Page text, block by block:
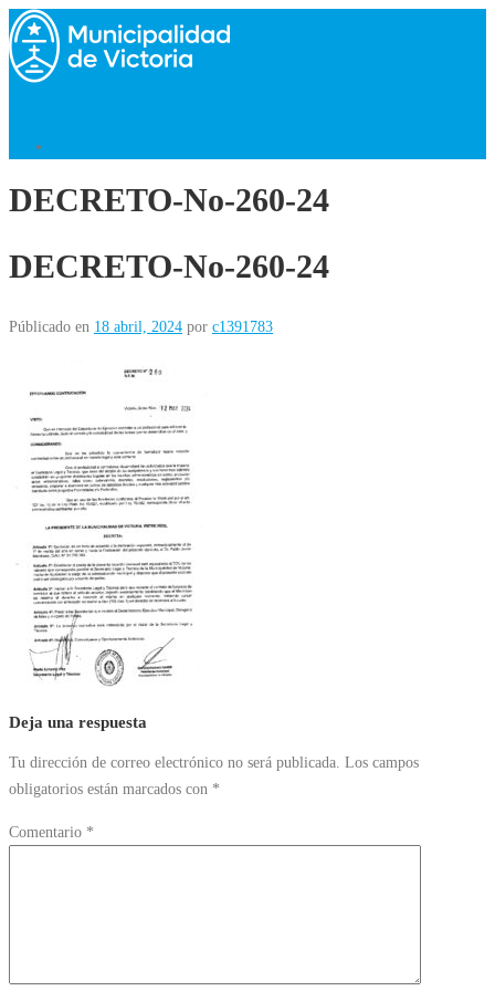
Saltar
al
contenido
DECRETO-No-260-24
DECRETO-No-260-24
Públicado en 18 abril, 2024 por c1391783
Deja una respuesta
Tu dirección de correo electrónico no será publicada. Los campos
obligatorios están marcados con *
Comentario *